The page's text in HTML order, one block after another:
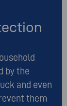
by the
and even
them